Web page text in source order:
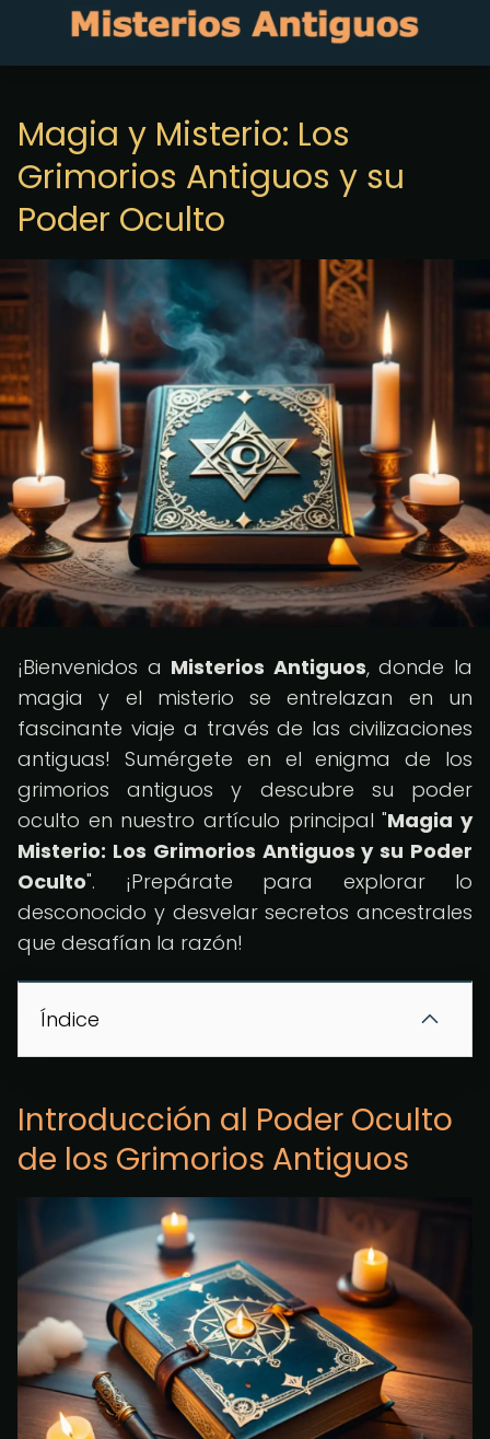
Magia y Misterio: Los
Grimorios Antiguos y su
Poder Oculto
¡Bienvenidos a Misterios Antiguos, donde la
magia y el misterio se entrelazan en un
fascinante viaje a través de las civilizaciones
antiguas! Sumérgete en el enigma de los
grimorios antiguos y descubre su poder
oculto en nuestro artículo principal "Magia y
Misterio: Los Grimorios Antiguos y su Poder
Oculto". ¡Prepárate para explorar lo
desconocido y desvelar secretos ancestrales
que desafían la razón!
Índice
Introducción al Poder Oculto
de los Grimorios Antiguos